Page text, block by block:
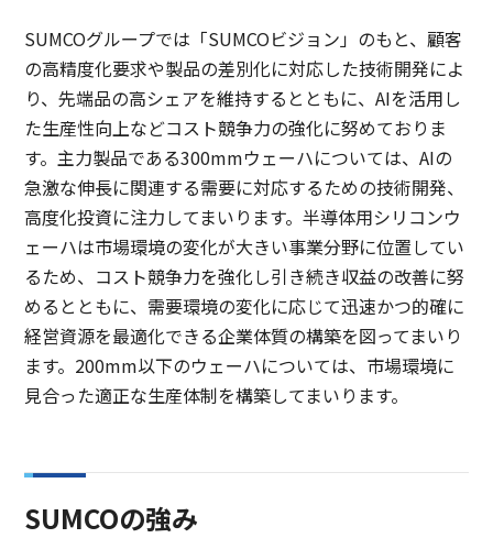
SUMCOグループでは「SUMCOビジョン」のもと、顧客
の高精度化要求や製品の差別化に対応した技術開発によ
り、先端品の高シェアを維持するとともに、AIを活用し
た生産性向上などコスト競争力の強化に努めておりま
す。主力製品である300mmウェーハについては、AIの
急激な伸長に関連する需要に対応するための技術開発、
高度化投資に注力してまいります。半導体用シリコンウ
ェーハは市場環境の変化が大きい事業分野に位置してい
るため、コスト競争力を強化し引き続き収益の改善に努
めるとともに、需要環境の変化に応じて迅速かつ的確に
経営資源を最適化できる企業体質の構築を図ってまいり
ます。200mm以下のウェーハについては、市場環境に
見合った適正な生産体制を構築してまいります。
SUMCOの強み